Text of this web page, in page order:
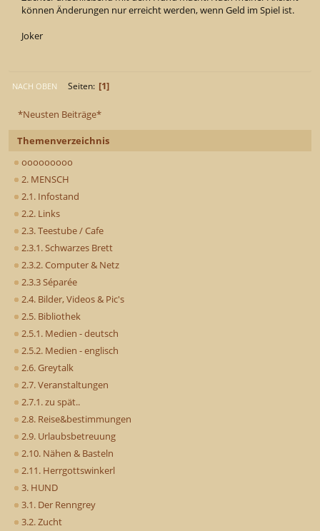
*Neusten Beiträge*
Themenverzeichnis
ooooooooo
2. MENSCH
2.1. Infostand
2.2. Links
2.3. Teestube / Cafe
2.3.1. Schwarzes Brett
2.3.2. Computer & Netz
2.3.3 Séparée
2.4. Bilder, Videos & Pic's
2.5. Bibliothek
2.5.1. Medien - deutsch
2.5.2. Medien - englisch
2.6. Greytalk
2.7. Veranstaltungen
2.7.1. zu spät..
2.8. Reise&bestimmungen
2.9. Urlaubsbetreuung
2.10. Nähen & Basteln
2.11. Herrgottswinkerl
3. HUND
3.1. Der Renngrey
3.2. Zucht
können Änderungen nur erreicht werden, wenn Geld im Spiel ist.
Joker
NACH OBEN Seiten 1